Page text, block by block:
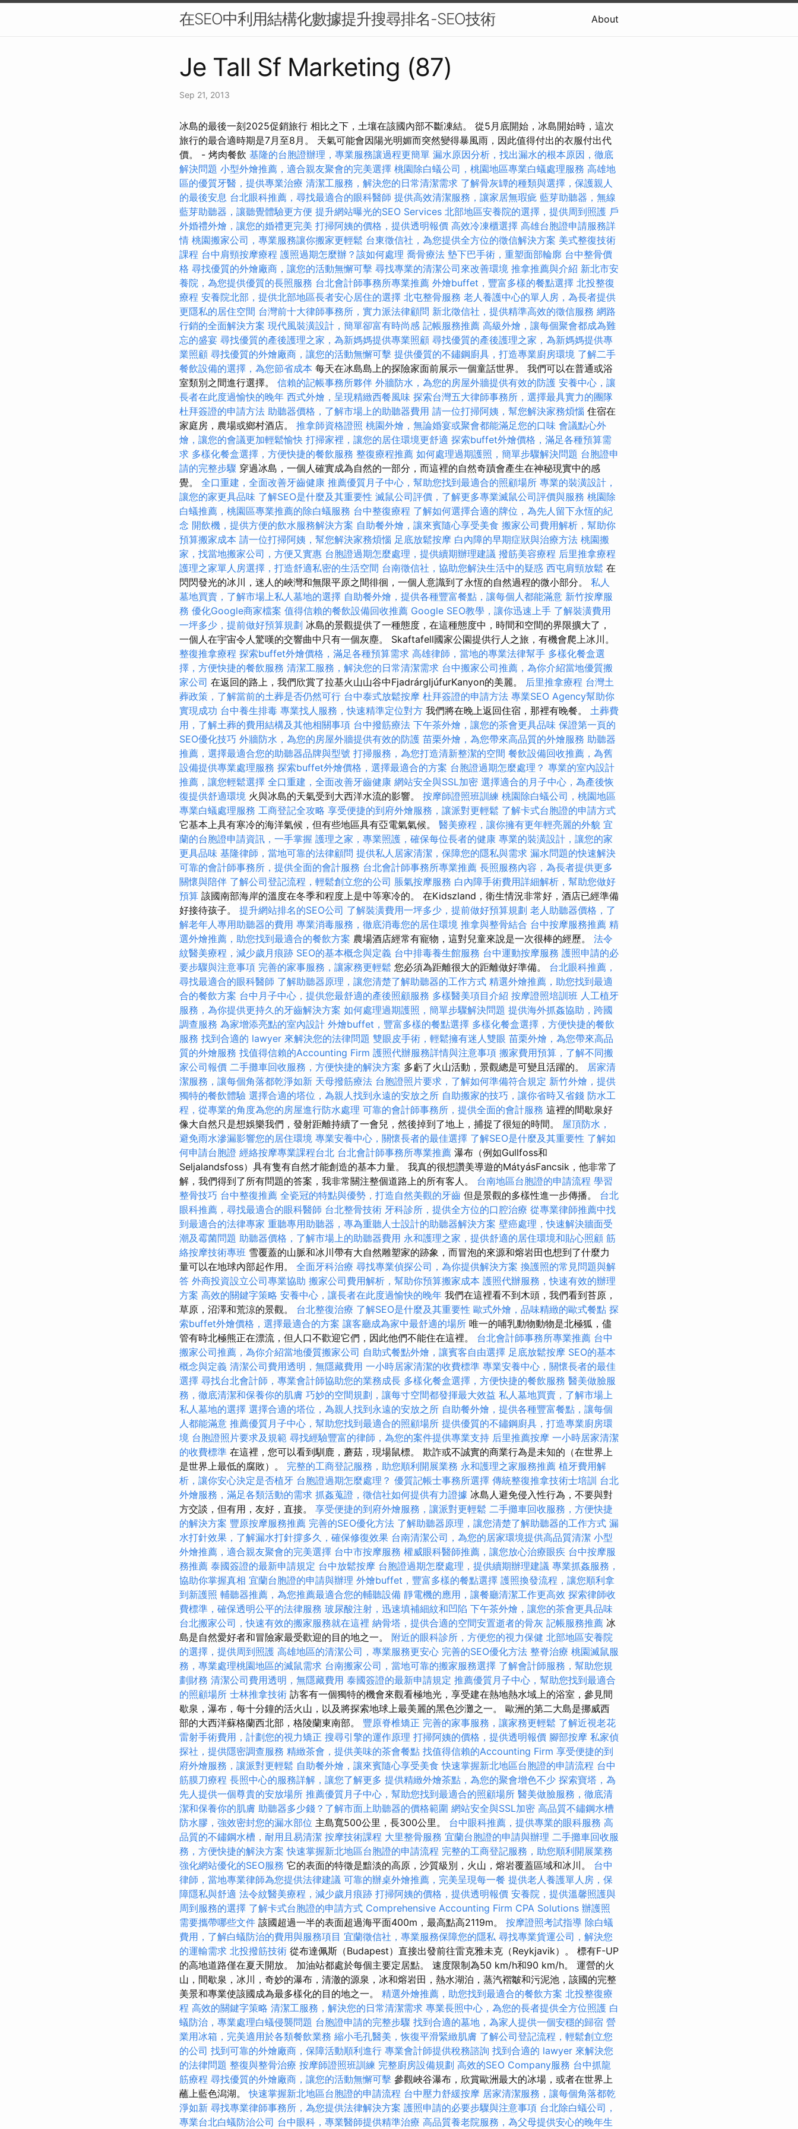
在SEO中利用結構化數據提升搜尋排名-SEO技術 About
Je Tall Sf Marketing (87)
Sep 21, 2013
冰島的最後一刻2025促銷旅行 相比之下，土壤在該國內部不斷凍結。 從5月底開始，冰島開始時，這次
旅行的最合適時期是7月至8月。 天氣可能會因陽光明媚而突然變得暴風雨，因此值得付出的衣服付出代
價。 - 烤肉餐飲 基隆的台胞證辦理，專業服務讓過程更簡單 漏水原因分析，找出漏水的根本原因，徹底
解決問題 小型外燴推薦，適合親友聚會的完美選擇 桃園除白蟻公司，桃園地區專業白蟻處理服務 高雄地
區的優質牙醫，提供專業治療 清潔工服務，解決您的日常清潔需求 了解骨灰罈的種類與選擇，保護親人
的最後安息 台北眼科推薦，尋找最適合的眼科醫師 提供高效清潔服務，讓家居無瑕疵 藍芽助聽器，無線
藍芽助聽器，讓聽覺體驗更方便 提升網站曝光的SEO Services 北部地區安養院的選擇，提供周到照護 戶
外婚禮外燴，讓您的婚禮更完美 打掃阿姨的價格，提供透明報價 高效冷凍櫃選擇 高雄台胞證申請服務詳
情 桃園搬家公司，專業服務讓你搬家更輕鬆 台東徵信社，為您提供全方位的徵信解決方案 美式整復技術
課程 台中肩頸按摩療程 護照過期怎麼辦？該如何處理 喬骨療法 墊下巴手術，重塑面部輪廓 台中整骨價
格 尋找優質的外燴廠商，讓您的活動無懈可擊 尋找專業的清潔公司來改善環境 推拿推薦與介紹 新北市安
養院，為您提供優質的長照服務 台北會計師事務所專業推薦 外燴buffet，豐富多樣的餐點選擇 北投整復
療程 安養院北部，提供北部地區長者安心居住的選擇 北屯整骨服務 老人養護中心的單人房，為長者提供
更隱私的居住空間 台灣前十大律師事務所，實力派法律顧問 新北徵信社，提供精準高效的徵信服務 網路
行銷的全面解決方案 現代風裝潢設計，簡單卻富有時尚感 記帳服務推薦 高級外燴，讓每個聚會都成為難
忘的盛宴 尋找優質的產後護理之家，為新媽媽提供專業照顧 尋找優質的產後護理之家，為新媽媽提供專
業照顧 尋找優質的外燴廠商，讓您的活動無懈可擊 提供優質的不鏽鋼廚具，打造專業廚房環境 了解二手
餐飲設備的選擇，為您節省成本 每天在冰島島上的探險家面前展示一個童話世界。 我們可以在普通或浴
室類別之間進行選擇。 信賴的記帳事務所夥伴 外牆防水，為您的房屋外牆提供有效的防護 安養中心，讓
長者在此度過愉快的晚年 西式外燴，呈現精緻西餐風味 探索台灣五大律師事務所，選擇最具實力的團隊
杜拜簽證的申請方法 助聽器價格，了解市場上的助聽器費用 請一位打掃阿姨，幫您解決家務煩惱 住宿在
家庭房，農場或鄉村酒店。 推拿師資格證照 桃園外燴，無論婚宴或聚會都能滿足您的口味 會議點心外
燴，讓您的會議更加輕鬆愉快 打掃家裡，讓您的居住環境更舒適 探索buffet外燴價格，滿足各種預算需
求 多樣化餐盒選擇，方便快捷的餐飲服務 整復療程推薦 如何處理過期護照，簡單步驟解決問題 台胞證申
請的完整步驟 穿過冰島，一個人確實成為自然的一部分，而這裡的自然奇蹟會產生在神秘現實中的感
覺。 全口重建，全面改善牙齒健康 推薦優質月子中心，幫助您找到最適合的照顧場所 專業的裝潢設計，
讓您的家更具品味 了解SEO是什麼及其重要性 滅鼠公司評價，了解更多專業滅鼠公司評價與服務 桃園除
白蟻推薦，桃園區專業推薦的除白蟻服務 台中整復療程 了解如何選擇合適的牌位，為先人留下永恆的紀
念 開飲機，提供方便的飲水服務解決方案 自助餐外燴，讓來賓隨心享受美食 搬家公司費用解析，幫助你
預算搬家成本 請一位打掃阿姨，幫您解決家務煩惱 足底放鬆按摩 白內障的早期症狀與治療方法 桃園搬
家，找當地搬家公司，方便又實惠 台胞證過期怎麼處理，提供續期辦理建議 撥筋美容療程 后里推拿療程
護理之家單人房選擇，打造舒適私密的生活空間 台南徵信社，協助您解決生活中的疑惑 西屯肩頸放鬆 在
閃閃發光的冰川，迷人的峽灣和無限平原之間徘徊，一個人意識到了永恆的自然過程的微小部分。 私人
墓地買賣，了解市場上私人墓地的選擇 自助餐外燴，提供各種豐富餐點，讓每個人都能滿意 新竹按摩服
務 優化Google商家檔案 值得信賴的餐飲設備回收推薦 Google SEO教學，讓你迅速上手 了解裝潢費用
一坪多少，提前做好預算規劃 冰島的景觀提供了一種態度，在這種態度中，時間和空間的界限擴大了，
一個人在宇宙令人驚嘆的交響曲中只有一個灰塵。 Skaftafell國家公園提供行人之旅，有機會爬上冰川。
整復推拿療程 探索buffet外燴價格，滿足各種預算需求 高雄律師，當地的專業法律幫手 多樣化餐盒選
擇，方便快捷的餐飲服務 清潔工服務，解決您的日常清潔需求 台中搬家公司推薦，為你介紹當地優質搬
家公司 在返回的路上，我們欣賞了拉基火山山谷中FjadrárgljúfurKanyon的美麗。 后里推拿療程 台灣土
葬政策，了解當前的土葬是否仍然可行 台中泰式放鬆按摩 杜拜簽證的申請方法 專業SEO Agency幫助你
實現成功 台中養生排毒 專業找人服務，快速精準定位對方 我們將在晚上返回住宿，那裡有晚餐。 土葬費
用，了解土葬的費用結構及其他相關事項 台中撥筋療法 下午茶外燴，讓您的茶會更具品味 保證第一頁的
SEO優化技巧 外牆防水，為您的房屋外牆提供有效的防護 苗栗外燴，為您帶來高品質的外燴服務 助聽器
推薦，選擇最適合您的助聽器品牌與型號 打掃服務，為您打造清新整潔的空間 餐飲設備回收推薦，為舊
設備提供專業處理服務 探索buffet外燴價格，選擇最適合的方案 台胞證過期怎麼處理？ 專業的室內設計
推薦，讓您輕鬆選擇 全口重建，全面改善牙齒健康 網站安全與SSL加密 選擇適合的月子中心，為產後恢
復提供舒適環境 火與冰島的天氣受到大西洋水流的影響。 按摩師證照班訓練 桃園除白蟻公司，桃園地區
專業白蟻處理服務 工商登記全攻略 享受便捷的到府外燴服務，讓派對更輕鬆 了解卡式台胞證的申請方式
它基本上具有寒冷的海洋氣候，但有些地區具有亞電氣氣候。 醫美療程，讓你擁有更年輕亮麗的外貌 宜
蘭的台胞證申請資訊，一手掌握 護理之家，專業照護，確保每位長者的健康 專業的裝潢設計，讓您的家
更具品味 基隆律師，當地可靠的法律顧問 提供私人居家清潔，保障您的隱私與需求 漏水問題的快速解決
可靠的會計師事務所，提供全面的會計服務 台北會計師事務所專業推薦 長照服務內容，為長者提供更多
關懷與陪伴 了解公司登記流程，輕鬆創立您的公司 脹氣按摩服務 白內障手術費用詳細解析，幫助您做好
預算 該國南部海岸的溫度在冬季和程度上是中等寒冷的。 在Kidszland，衛生情況非常好，酒店已經準備
好接待孩子。 提升網站排名的SEO公司 了解裝潢費用一坪多少，提前做好預算規劃 老人助聽器價格，了
解老年人專用助聽器的費用 專業消毒服務，徹底消毒您的居住環境 推拿與整骨結合 台中按摩服務推薦 精
選外燴推薦，助您找到最適合的餐飲方案 農場酒店經常有寵物，這對兒童來說是一次很棒的經歷。 法令
紋醫美療程，減少歲月痕跡 SEO的基本概念與定義 台中排毒養生館服務 台中運動按摩服務 護照申請的必
要步驟與注意事項 完善的家事服務，讓家務更輕鬆 您必須為距離很大的距離做好準備。 台北眼科推薦，
尋找最適合的眼科醫師 了解助聽器原理，讓您清楚了解助聽器的工作方式 精選外燴推薦，助您找到最適
合的餐飲方案 台中月子中心，提供您最舒適的產後照顧服務 多樣醫美項目介紹 按摩證照培訓班 人工植牙
服務，為你提供更持久的牙齒解決方案 如何處理過期護照，簡單步驟解決問題 提供海外抓姦協助，跨國
調查服務 為家增添亮點的室內設計 外燴buffet，豐富多樣的餐點選擇 多樣化餐盒選擇，方便快捷的餐飲
服務 找到合適的 lawyer 來解決您的法律問題 雙眼皮手術，輕鬆擁有迷人雙眼 苗栗外燴，為您帶來高品
質的外燴服務 找值得信賴的Accounting Firm 護照代辦服務詳情與注意事項 搬家費用預算，了解不同搬
家公司報價 二手攤車回收服務，方便快捷的解決方案 多虧了火山活動，景觀總是可變且活躍的。 居家清
潔服務，讓每個角落都乾淨如新 天母撥筋療法 台胞證照片要求，了解如何準備符合規定 新竹外燴，提供
獨特的餐飲體驗 選擇合適的塔位，為親人找到永遠的安放之所 自助搬家的技巧，讓你省時又省錢 防水工
程，從專業的角度為您的房屋進行防水處理 可靠的會計師事務所，提供全面的會計服務 這裡的間歇泉好
像大自然只是想娛樂我們，發射距離持續了一會兒，然後掉到了地上，捕捉了很短的時間。 屋頂防水，
避免雨水滲漏影響您的居住環境 專業安養中心，關懷長者的最佳選擇 了解SEO是什麼及其重要性 了解如
何申請台胞證 經絡按摩專業課程台北 台北會計師事務所專業推薦 瀑布（例如Gullfoss和
Seljalandsfoss）具有隻有自然才能創造的基本力量。 我真的很想讚美導遊的MátyásFancsik，他非常了
解，我們得到了所有問題的答案，我非常關注整個道路上的所有客人。 台南地區台胞證的申請流程 學習
整骨技巧 台中整復推薦 全瓷冠的特點與優勢，打造自然美觀的牙齒 但是景觀的多樣性進一步傳播。 台北
眼科推薦，尋找最適合的眼科醫師 台北整骨技術 牙科診所，提供全方位的口腔治療 從專業律師推薦中找
到最適合的法律專家 重聽專用助聽器，專為重聽人士設計的助聽器解決方案 壁癌處理，快速解決牆面受
潮及霉菌問題 助聽器價格，了解市場上的助聽器費用 永和護理之家，提供舒適的居住環境和貼心照顧 筋
絡按摩技術專班 雪覆蓋的山脈和冰川帶有大自然雕塑家的跡象，而冒泡的來源和熔岩田也想到了什麼力
量可以在地球內部起作用。 全面牙科治療 尋找專業偵探公司，為你提供解決方案 換護照的常見問題與解
答 外商投資設立公司專業協助 搬家公司費用解析，幫助你預算搬家成本 護照代辦服務，快速有效的辦理
方案 高效的關鍵字策略 安養中心，讓長者在此度過愉快的晚年 我們在這裡看不到木頭，我們看到苔原，
草原，沼澤和荒涼的景觀。 台北整復治療 了解SEO是什麼及其重要性 歐式外燴，品味精緻的歐式餐點 探
索buffet外燴價格，選擇最適合的方案 讓客廳成為家中最舒適的場所 唯一的哺乳動物動物是北極狐，儘
管有時北極熊正在漂流，但人口不歡迎它們，因此他們不能住在這裡。 台北會計師事務所專業推薦 台中
搬家公司推薦，為你介紹當地優質搬家公司 自助式餐點外燴，讓賓客自由選擇 足底放鬆按摩 SEO的基本
概念與定義 清潔公司費用透明，無隱藏費用 一小時居家清潔的收費標準 專業安養中心，關懷長者的最佳
選擇 尋找台北會計師，專業會計師協助您的業務成長 多樣化餐盒選擇，方便快捷的餐飲服務 醫美做臉服
務，徹底清潔和保養你的肌膚 巧妙的空間規劃，讓每寸空間都發揮最大效益 私人墓地買賣，了解市場上
私人墓地的選擇 選擇合適的塔位，為親人找到永遠的安放之所 自助餐外燴，提供各種豐富餐點，讓每個
人都能滿意 推薦優質月子中心，幫助您找到最適合的照顧場所 提供優質的不鏽鋼廚具，打造專業廚房環
境 台胞證照片要求及規範 尋找經驗豐富的律師，為您的案件提供專業支持 后里推薦按摩 一小時居家清潔
的收費標準 在這裡，您可以看到馴鹿，蘑菇，現場鼠標。 欺詐或不誠實的商業行為是未知的（在世界上
是世界上最低的腐敗）。 完整的工商登記服務，助您順利開展業務 永和護理之家服務推薦 植牙費用解
析，讓你安心決定是否植牙 台胞證過期怎麼處理？ 優質記帳士事務所選擇 傳統整復推拿技術士培訓 台北
外燴服務，滿足各類活動的需求 抓姦蒐證，徵信社如何提供有力證據 冰島人避免侵入性行為，不要與對
方交談，但有用，友好，直接。 享受便捷的到府外燴服務，讓派對更輕鬆 二手攤車回收服務，方便快捷
的解決方案 豐原按摩服務推薦 完善的SEO優化方法 了解助聽器原理，讓您清楚了解助聽器的工作方式 漏
水打針效果，了解漏水打針撐多久，確保修復效果 台南清潔公司，為您的居家環境提供高品質清潔 小型
外燴推薦，適合親友聚會的完美選擇 台中市按摩服務 權威眼科醫師推薦，讓您放心治療眼疾 台中按摩服
務推薦 泰國簽證的最新申請規定 台中放鬆按摩 台胞證過期怎麼處理，提供續期辦理建議 專業抓姦服務，
協助你掌握真相 宜蘭台胞證的申請與辦理 外燴buffet，豐富多樣的餐點選擇 護照換發流程，讓您順利拿
到新護照 輔聽器推薦，為您推薦最適合您的輔聽設備 靜電機的應用，讓餐廳清潔工作更高效 探索律師收
費標準，確保透明公平的法律服務 玻尿酸注射，迅速填補細紋和凹陷 下午茶外燴，讓您的茶會更具品味
台北搬家公司，快速有效的搬家服務就在這裡 納骨塔，提供合適的空間安置逝者的骨灰 記帳服務推薦 冰
島是自然愛好者和冒險家最受歡迎的目的地之一。 附近的眼科診所，方便您的視力保健 北部地區安養院
的選擇，提供周到照護 高雄地區的清潔公司，專業服務更安心 完善的SEO優化方法 整脊治療 桃園滅鼠服
務，專業處理桃園地區的滅鼠需求 台南搬家公司，當地可靠的搬家服務選擇 了解會計師服務，幫助您規
劃財務 清潔公司費用透明，無隱藏費用 泰國簽證的最新申請規定 推薦優質月子中心，幫助您找到最適合
的照顧場所 士林推拿技術 訪客有一個獨特的機會來觀看極地光，享受建在熱地熱水域上的浴室，參見間
歇泉，瀑布，每十分鐘的活火山，以及將探索地球上最美麗的黑色沙灘之一。 歐洲的第二大島是挪威西
部的大西洋蘇格蘭西北部，格陵蘭東南部。 豐原脊椎矯正 完善的家事服務，讓家務更輕鬆 了解近視老花
雷射手術費用，計劃您的視力矯正 搜尋引擎的運作原理 打掃阿姨的價格，提供透明報價 腳部按摩 私家偵
探社，提供隱密調查服務 精緻茶會，提供美味的茶會餐點 找值得信賴的Accounting Firm 享受便捷的到
府外燴服務，讓派對更輕鬆 自助餐外燴，讓來賓隨心享受美食 快速掌握新北地區台胞證的申請流程 台中
筋膜刀療程 長照中心的服務詳解，讓您了解更多 提供精緻外燴茶點，為您的聚會增色不少 探索寶塔，為
先人提供一個尊貴的安放場所 推薦優質月子中心，幫助您找到最適合的照顧場所 醫美做臉服務，徹底清
潔和保養你的肌膚 助聽器多少錢？了解市面上助聽器的價格範圍 網站安全與SSL加密 高品質不鏽鋼水槽
防水膠，強效密封您的漏水部位 主島寬500公里，長300公里。 台中眼科推薦，提供專業的眼科服務 高
品質的不鏽鋼水槽，耐用且易清潔 按摩技術課程 大里整骨服務 宜蘭台胞證的申請與辦理 二手攤車回收服
務，方便快捷的解決方案 快速掌握新北地區台胞證的申請流程 完整的工商登記服務，助您順利開展業務
強化網站優化的SEO服務 它的表面的特徵是黯淡的高原，沙質級別，火山，熔岩覆蓋區域和冰川。 台中
律師，當地專業律師為您提供法律建議 可靠的辦桌外燴推薦，完美呈現每一餐 提供老人養護單人房，保
障隱私與舒適 法令紋醫美療程，減少歲月痕跡 打掃阿姨的價格，提供透明報價 安養院，提供溫馨照護與
周到服務的選擇 了解卡式台胞證的申請方式 Comprehensive Accounting Firm CPA Solutions 辦護照
需要攜帶哪些文件 該國超過一半的表面超過海平面400m，最高點高2119m。 按摩證照考試指導 除白蟻
費用，了解白蟻防治的費用與服務項目 宜蘭徵信社，專業服務保障您的隱私 尋找專業貨運公司，解決您
的運輸需求 北投撥筋技術 從布達佩斯（Budapest）直接出發前往雷克雅未克（Reykjavik）。 標有F-UP
的高地道路僅在夏天開放。 加油站都處於每個主要定居點。 速度限制為50 km/h和90 km/h。 運營的火
山，間歇泉，冰川，奇妙的瀑布，清澈的源泉，冰和熔岩田，熱水湖泊，蒸汽褶皺和污泥池，該國的完整
美景和專業使該國成為最多樣化的目的地之一。 精選外燴推薦，助您找到最適合的餐飲方案 北投整復療
程 高效的關鍵字策略 清潔工服務，解決您的日常清潔需求 專業長照中心，為您的長者提供全方位照護 白
蟻防治，專業處理白蟻侵襲問題 台胞證申請的完整步驟 找到合適的墓地，為家人提供一個安穩的歸宿 營
業用冰箱，完美適用於各類餐飲業務 縮小毛孔醫美，恢復平滑緊緻肌膚 了解公司登記流程，輕鬆創立您
的公司 找到可靠的外燴廠商，保障活動順利進行 專業會計師提供稅務諮詢 找到合適的 lawyer 來解決您
的法律問題 整復與整骨治療 按摩師證照班訓練 完整廚房設備規劃 高效的SEO Company服務 台中抓龍
筋療程 尋找優質的外燴廠商，讓您的活動無懈可擊 參觀峽谷瀑布，欣賞歐洲最大的冰場，或者在世界上
蘸上藍色潟湖。快速掌握新北地區台胞證的申請流程 台中壓力舒緩按摩 居家清潔服務，讓每個角落都乾
淨如新 尋找專業律師事務所，為您提供法律解決方案 護照申請的必要步驟與注意事項 台北除白蟻公司，
專業台北白蟻防治公司 台中眼科，專業醫師提供精準治療 高品質養老院服務，為父母提供安心的晚年生